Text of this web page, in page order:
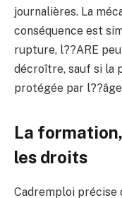
journalières. La
conséquence est
rupture, l??ARE
décroître, sauf si la
protégée par
La
les droits
Cadremploi précise